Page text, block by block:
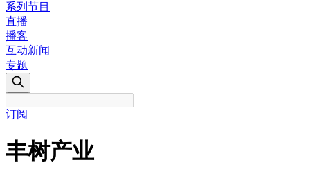
系列节目
直播
播客
互动新闻
专题
订阅
丰树产业